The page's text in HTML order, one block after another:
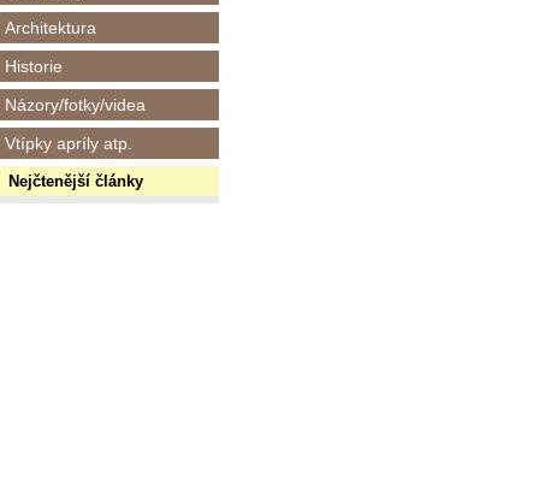
Architektura
Historie
Názory/fotky/videa
Vtípky apríly atp.
Nejčtenější články